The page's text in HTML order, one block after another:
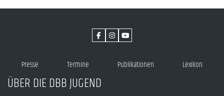
Presse Termine Publikationen Lexikon
ÜBER DIE DBB JUGEND